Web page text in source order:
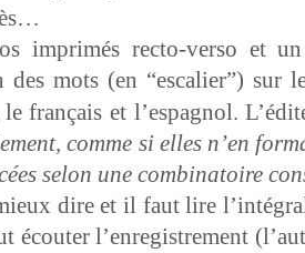
imprimés rec­to-ver­so et
mots (en “escalier”) sur
français et l’es­pag­nol.
comme si elles n’en
selon une com­bi­na­toire
dire et il faut lire
l’en­reg­istrement